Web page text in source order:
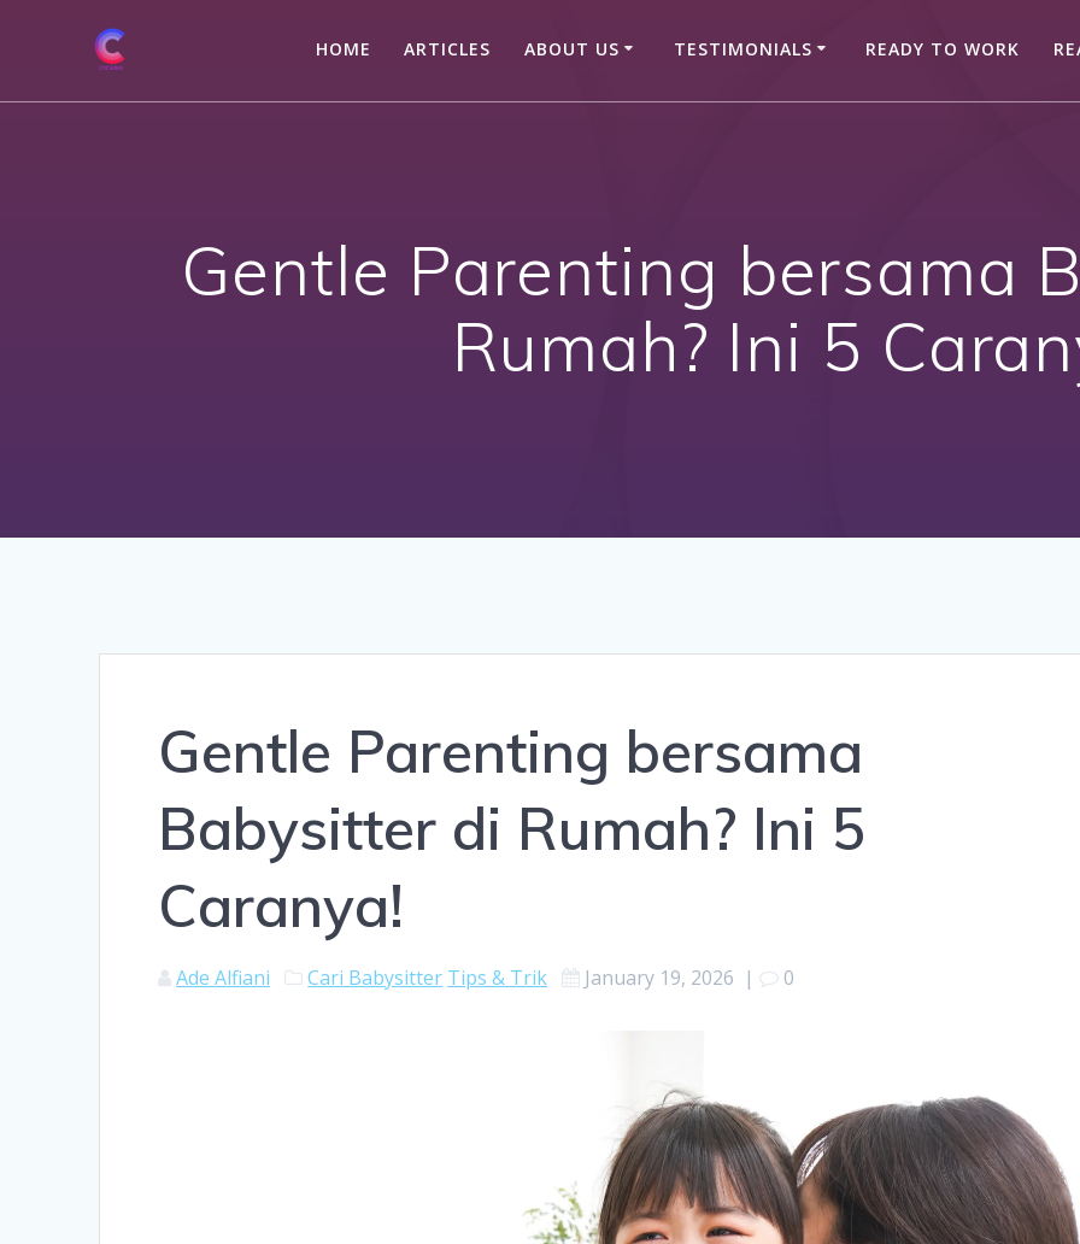
HOME ARTICLES ABOUT US TESTIMONIALS READY TO WORK
Gentle Parenting bersama
Rumah? Ini 5
Gentle Parenting bersama
Babysitter di Rumah? Ini 5
Caranya!
Ade Alfiani Cari Babysitter Tips & Trik January 19, 2026 | 0